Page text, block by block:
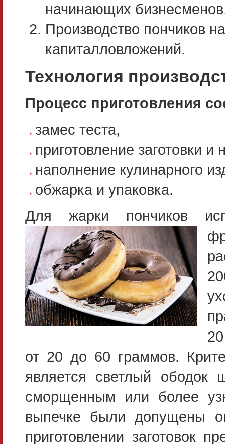
начинающих
Производство пончиков
капиталловложений.
Технология
Процесс приготовления
замес теста,
приготовление заготовки и
наполнение кулинарного
обжарка и упаковка.
Для жарки пончиков
от 20 до 60 граммов.
является светлый
сморщенным или более
выпечке были допущены
приготовлении заготовок